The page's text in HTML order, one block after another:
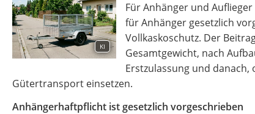
KI
Für Anhänger und
für Anhänger gesetzlich
Vollkaskoschutz. Der
Gesamtgewicht, nach
Erstzulassung und
Gütertransport einsetzen.
Anhängerhaftpflicht ist gesetzlich vorgeschrieben